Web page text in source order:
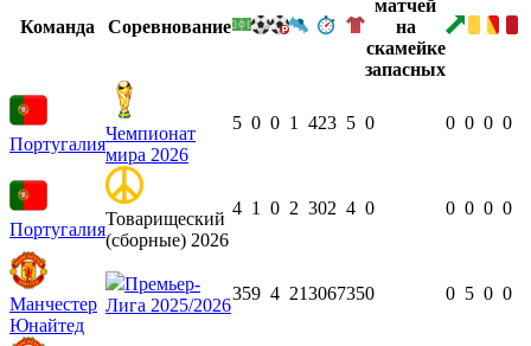
Команда Соревнование
Португалия
Чемпионат
мира 2026
5 0 0 1 423 5 0 0 0 0 0
Португалия
Товарищеский
(сборные) 2026
4 1 0 2 302 4 0 0 0 0 0
Манчестер
Юнайтед
Премьер-
Лига 2025/2026
359 4 213067350 0 5 0 0